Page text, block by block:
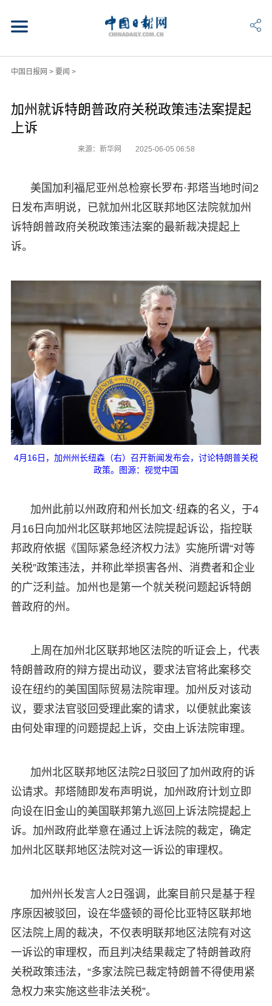
中国日报网 > 要闻 >
加州就诉特朗普政府关税政策违法案提起
上诉
来源：新华网 2025-06-05 06:58
美国加利福尼亚州总检察长罗布·邦塔当地时间2
日发布声明说，已就加州北区联邦地区法院就加州
诉特朗普政府关税政策违法案的最新裁决提起上
诉。
4月16日，加州州长纽森（右）召开新闻发布会，讨论特朗普关税
政策。图源：视觉中国
加州此前以州政府和州长加文·纽森的名义，于4
月16日向加州北区联邦地区法院提起诉讼，指控联
邦政府依据《国际紧急经济权力法》实施所谓“对等
关税”政策违法，并称此举损害各州、消费者和企业
的广泛利益。加州也是第一个就关税问题起诉特朗
普政府的州。
上周在加州北区联邦地区法院的听证会上，代表
特朗普政府的辩方提出动议，要求法官将此案移交
设在纽约的美国国际贸易法院审理。加州反对该动
议，要求法官驳回受理此案的请求，以便就此案该
由何处审理的问题提起上诉，交由上诉法院审理。
加州北区联邦地区法院2日驳回了加州政府的诉
讼请求。邦塔随即发布声明说，加州政府计划立即
向设在旧金山的美国联邦第九巡回上诉法院提起上
诉。加州政府此举意在通过上诉法院的裁定，确定
加州北区联邦地区法院对这一诉讼的审理权。
加州州长发言人2日强调，此案目前只是基于程
序原因被驳回，设在华盛顿的哥伦比亚特区联邦地
区法院上周的裁决，不仅表明联邦地区法院有对这
一诉讼的审理权，而且判决结果裁定了特朗普政府
关税政策违法，“多家法院已裁定特朗普不得使用紧
急权力来实施这些非法关税”。